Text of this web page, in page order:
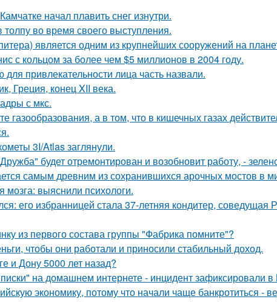
начал плавить снег изнутри.
во время своего выступления.
является одним из крупнейших сооружений на
с кольцом за более чем $5 миллионов в 2004 году.
привлекательности лица часть назвали.
Греция, конец XII века.
с мкс.
газообразования, а в том, что в кишечных газах
3I/Atlas заглянули.
будет отремонтирован и возобновит работу, -
самым древним из сохранившихся арочных мостов в
выяснили психологи.
его избранницей стала 37-летняя кондитер, соведущая
из первого состава группы "Фабрика помните"?
чтобы они работали и приносили стабильный доход.
и Дону 5000 лет назад?
на домашнем интернете - инцидент зафиксировали в
экономику, потому что начали чаще банкротиться -